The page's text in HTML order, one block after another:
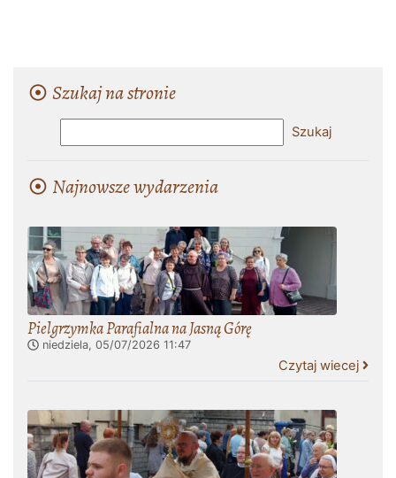
Szukaj na stronie
Najnowsze wydarzenia
Pielgrzymka Parafialna na Jasną Górę
niedziela, 05/07/2026 11:47
Czytaj wiecej